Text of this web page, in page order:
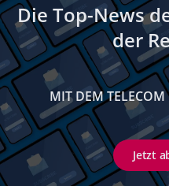
Die Top-News
der
MIT DEM TELECOM
Jetzt